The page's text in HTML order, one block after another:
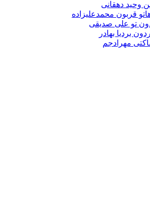
وحید دهقانی
قربون محمدعلیزاده
تو علی صدیقی
بردیا بهادر
مهرادجم